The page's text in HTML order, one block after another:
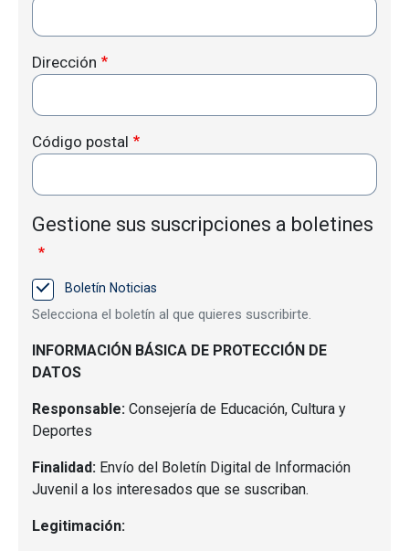
Dirección
Código postal
Gestione sus suscripciones a boletines
Boletín Noticias
Selecciona el boletín al que quieres suscribirte.
INFORMACIÓN BÁSICA DE PROTECCIÓN DE
DATOS
Responsable: Consejería de Educación, Cultura y
Deportes
Finalidad: Envío del Boletín Digital de Información
Juvenil a los interesados que se suscriban.
Legitimación: